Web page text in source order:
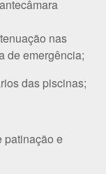
nas
de emergência;
das piscinas;
patinação e